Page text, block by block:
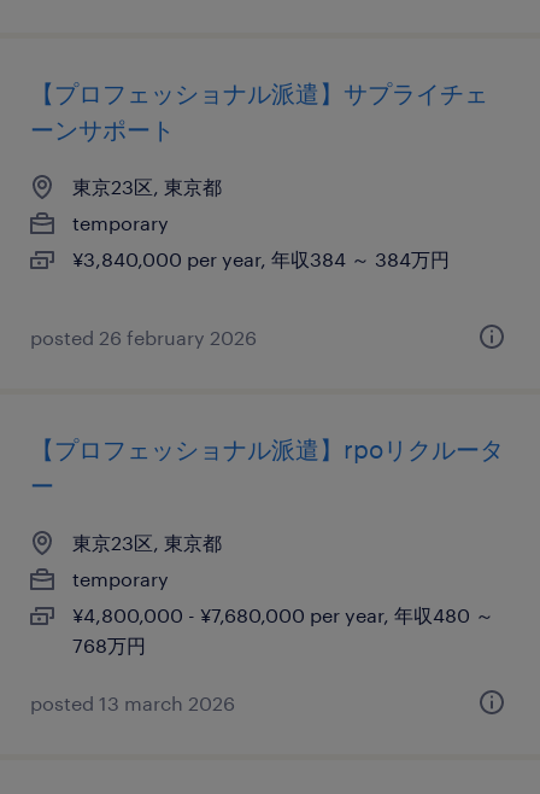
【プロフェッショナル派遣】サプライチェ
ーンサポート
東京23区, 東京都
temporary
¥3,840,000 per year, 年収384 ～ 384万円
posted 26 february 2026
【プロフェッショナル派遣】rpoリクルータ
ー
東京23区, 東京都
temporary
¥4,800,000 - ¥7,680,000 per year, 年収480 ～
768万円
posted 13 march 2026